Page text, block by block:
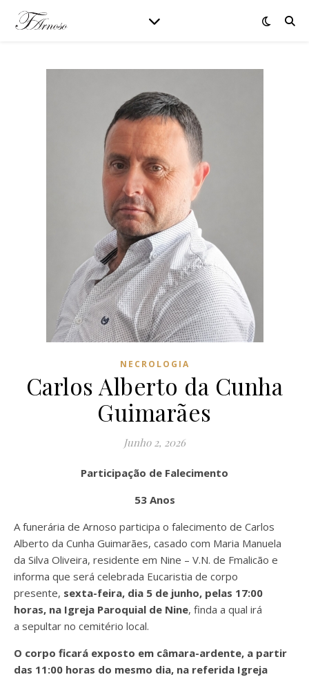
NECROLOGIA
Carlos Alberto da Cunha
Guimarães
Junho 2, 2026
Participação de Falecimento
53 Anos
A funerária de Arnoso participa o falecimento de Carlos
Alberto da Cunha Guimarães, casado com Maria Manuela
da Silva Oliveira, residente em Nine – V.N. de Fmalicão e
informa que será celebrada Eucaristia de corpo
presente, sexta-feira, dia 5 de junho, pelas 17:00
horas, na Igreja Paroquial de Nine, finda a qual irá
a sepultar no cemitério local.
O corpo ficará exposto em câmara-ardente, a partir
das 11:00 horas do mesmo dia, na referida Igreja